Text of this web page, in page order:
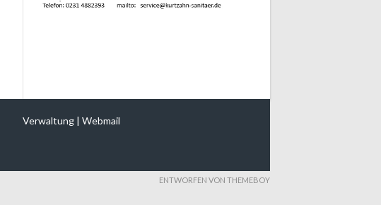
Verwaltung| Webmail
ENTWORFEN VON THEMEBOY